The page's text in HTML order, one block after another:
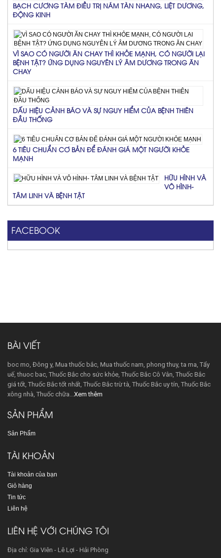
BẠCH CƯƠNG TÀM ĐIỀU TRỊ NÁM TÀN NHANG, LIỆT DƯƠNG,
ĐỘNG KINH
VÌ SAO CÓ NGƯỜI ĂN CHAY THÌ KHỎE MẠNH, CÓ NGƯỜI LẠI
BỆNH TẬT? ỨNG DỤNG NGUYÊN LÝ ÂM DƯƠNG TRONG ĂN
CHAY
DẤU HIỆU CẢNH BÁO VÀ SỰ NGUY HIỂM CỦA BỆNH THIÊN
ĐẦU THỐNG
6 TIÊU CHUẨN CƠ BẢN ĐỂ ĐÁNH GIÁ MỘT NGƯỜI KHỎE
MẠNH
HỮU HÌNH VÀ
VÔ HÌNH-
TÂM LINH VÀ BỆNH TẬT
FACEBOOK
BÀI VIẾT
boc mo, Đông y, Mua thuốc bắc, Mua thuốc nam, phong thuy, ta ma, Tẩy
uế, thuoc bac, Thuốc Bắc cho sức khỏe, Thuốc Bắc Cô Vân, Thuốc Bắc
giá tốt, Thuốc Bắc tốt nhất, Thuốc Bắc trừ tà, Thuốc Bắc uy tín, Thuốc Bắc
xông nhà, Thuốc chữa... Xem thêm
SẢN PHẨM
Sản Phẩm
TÀI KHOẢN
Tài khoản của bạn
Giỏ hàng
Tin tức
Liên hệ
LIÊN HỆ VỚI CHÚNG TÔI
Địa chỉ: Gia Viên - Lê Lợi - Hải Phòng